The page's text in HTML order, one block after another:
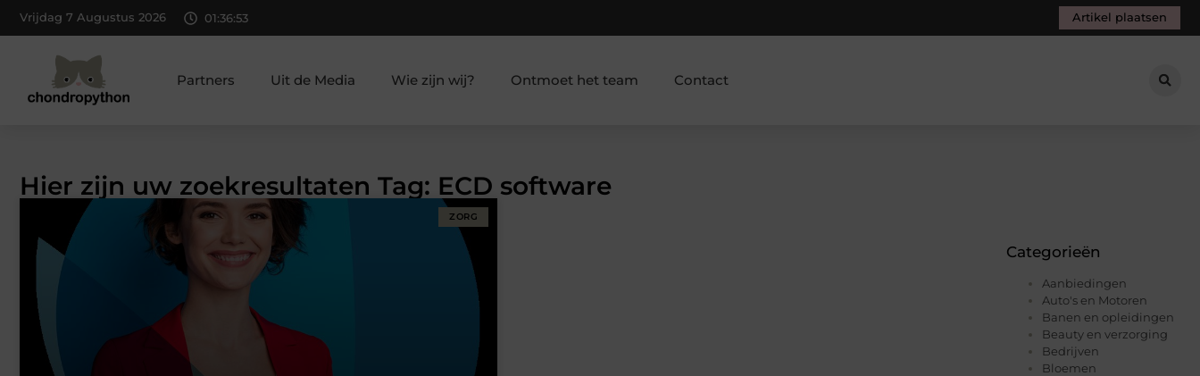
Vrijdag 7 Augustus 2026 01:36:54 Artikel plaatsen
Partners Uit de Media Wie zijn wij? Ontmoet het team Contact
Hier zijn uw zoekresultaten Tag: ECD software
ZORG
Categorieën
Aanbiedingen
Auto's en Motoren
Banen en opleidingen
Beauty en verzorging
Bedrijven
Bloemen